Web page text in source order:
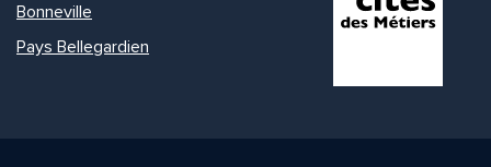
Bonneville
Pays Bellegardien